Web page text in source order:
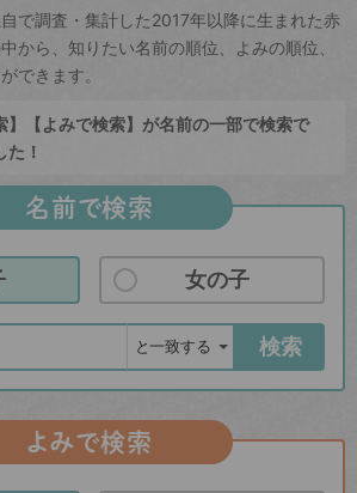
で調査・集計した2017年以降に生まれた赤
から、知りたい名前の順位、よみの順位、
できます。
】【よみで検索】が名前の一部で検索で
！
名前で検索
女の子
検索
よみで検索